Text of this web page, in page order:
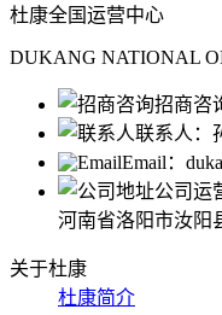
杜康全国运营中心
DUKANG NATIONAL
招商咨
联系人：
Email：
公司运
河南省洛阳市汝阳
关于杜康
杜康简介